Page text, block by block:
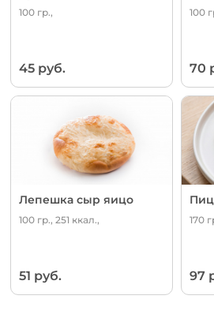
100 гр.,
45 руб.
100
70
Лепешка сыр яицо
100 гр., 251 ккал.,
51 руб.
170
97